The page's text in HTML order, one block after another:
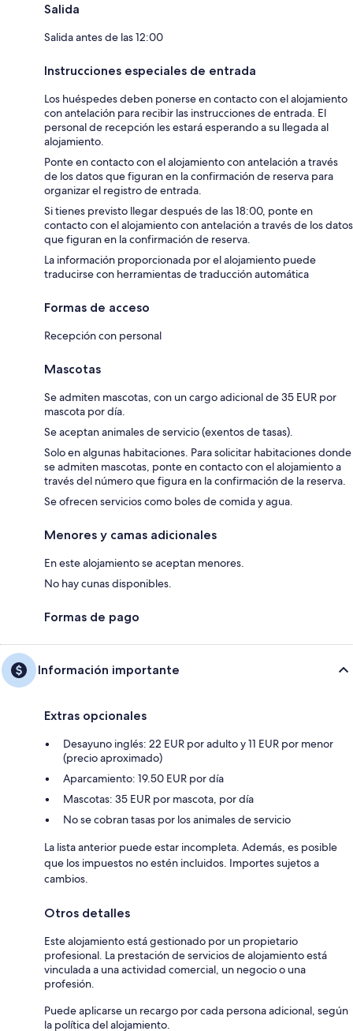
Salida
Salida antes de las 12:00
Instrucciones especiales de entrada
Los huéspedes deben ponerse en contacto con el alojamiento
con antelación para recibir las instrucciones de entrada. El
personal de recepción les estará esperando a su llegada al
alojamiento.
Ponte en contacto con el alojamiento con antelación a través
de los datos que figuran en la confirmación de reserva para
organizar el registro de entrada.
Si tienes previsto llegar después de las 18:00, ponte en
contacto con el alojamiento con antelación a través de los datos
que figuran en la confirmación de reserva.
La información proporcionada por el alojamiento puede
traducirse con herramientas de traducción automática
Formas de acceso
Recepción con personal
Mascotas
Se admiten mascotas, con un cargo adicional de 35 EUR por
mascota por día.
Se aceptan animales de servicio (exentos de tasas).
Solo en algunas habitaciones. Para solicitar habitaciones donde
se admiten mascotas, ponte en contacto con el alojamiento a
través del número que figura en la confirmación de la reserva.
Se ofrecen servicios como boles de comida y agua.
Menores y camas adicionales
En este alojamiento se aceptan menores.
No hay cunas disponibles.
Formas de pago
Información importante
Extras opcionales
Desayuno inglés: 22 EUR por adulto y 11 EUR por menor
(precio aproximado)
Aparcamiento: 19.50 EUR por día
Mascotas: 35 EUR por mascota, por día
No se cobran tasas por los animales de servicio
La lista anterior puede estar incompleta. Además, es posible
que los impuestos no estén incluidos. Importes sujetos a
cambios.
Otros detalles
Este alojamiento está gestionado por un propietario
profesional. La prestación de servicios de alojamiento está
vinculada a una actividad comercial, un negocio o una
profesión.
Puede aplicarse un recargo por cada persona adicional, según
la política del alojamiento.